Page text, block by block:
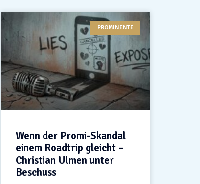
PROMINENTE
Wenn der Promi-Skandal
einem Roadtrip gleicht –
Christian Ulmen unter
Beschuss